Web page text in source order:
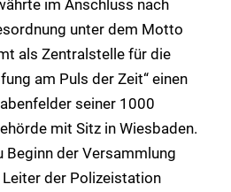
im Anschluss nach
unter dem Motto
als Zentralstelle für die
am Puls der Zeit“ einen
seiner 1000
mit Sitz in Wiesbaden.
Beginn der Versammlung
Leiter der Polizeistation